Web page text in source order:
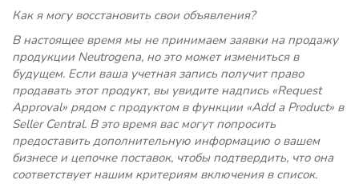
Как я могу восстановить свои объявления?
В настоящее время мы не принимаем заявки на продажу
продукции Neutrogena, но это может измениться в
будущем. Если ваша учетная запись получит право
продавать этот продукт, вы увидите надпись «Request
Approval» рядом с продуктом в функции «Add a Product» в
Seller Central. В это время вас могут попросить
предоставить дополнительную информацию о вашем
бизнесе и цепочке поставок, чтобы подтвердить, что она
соответствует нашим критериям включения в список.